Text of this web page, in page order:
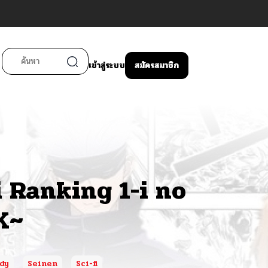
เข้าสู่ระบบ สมัครสมาชิก
Ranking 1-i no
Seinen Sci-fi